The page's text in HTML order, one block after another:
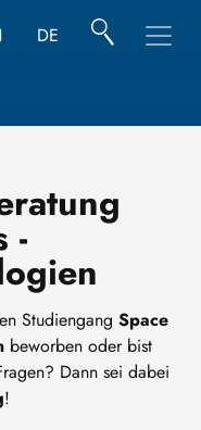
DE
-
Studiengang Space
beworben oder bist
Dann sei dabei
!